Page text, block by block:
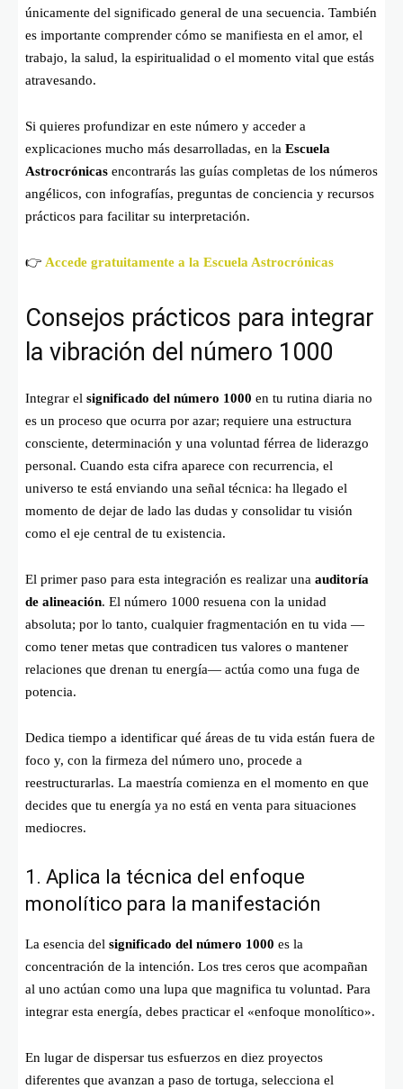
únicamente del significado general de una secuencia. También
es importante comprender cómo se manifiesta en el amor, el
trabajo, la salud, la espiritualidad o el momento vital que estás
atravesando.
Si quieres profundizar en este número y acceder a
explicaciones mucho más desarrolladas, en la Escuela
Astrocrónicas encontrarás las guías completas de los números
angélicos, con infografías, preguntas de conciencia y recursos
prácticos para facilitar su interpretación.
👉 Accede gratuitamente a la Escuela Astrocrónicas
Consejos prácticos para integrar
la vibración del número 1000
Integrar el significado del número 1000 en tu rutina diaria no
es un proceso que ocurra por azar; requiere una estructura
consciente, determinación y una voluntad férrea de liderazgo
personal. Cuando esta cifra aparece con recurrencia, el
universo te está enviando una señal técnica: ha llegado el
momento de dejar de lado las dudas y consolidar tu visión
como el eje central de tu existencia.
El primer paso para esta integración es realizar una auditoría
de alineación. El número 1000 resuena con la unidad
absoluta; por lo tanto, cualquier fragmentación en tu vida —
como tener metas que contradicen tus valores o mantener
relaciones que drenan tu energía— actúa como una fuga de
potencia.
Dedica tiempo a identificar qué áreas de tu vida están fuera de
foco y, con la firmeza del número uno, procede a
reestructurarlas. La maestría comienza en el momento en que
decides que tu energía ya no está en venta para situaciones
mediocres.
1. Aplica la técnica del enfoque
monolítico para la manifestación
La esencia del significado del número 1000 es la
concentración de la intención. Los tres ceros que acompañan
al uno actúan como una lupa que magnifica tu voluntad. Para
integrar esta energía, debes practicar el «enfoque monolítico».
En lugar de dispersar tus esfuerzos en diez proyectos
diferentes que avanzan a paso de tortuga, selecciona el